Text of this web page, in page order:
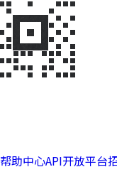
帮助中心API开放平台